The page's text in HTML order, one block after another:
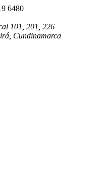
6480
101, 201, 226
Cundinamarca